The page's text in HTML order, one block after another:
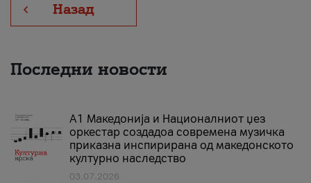
Назад
Последни новости
А1 Македонија и Националниот џез
оркестар создадоа современа музичка
приказна инспирирана од македонското
културно наследство
03.07.2026